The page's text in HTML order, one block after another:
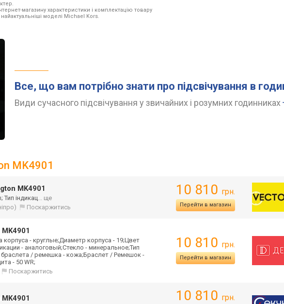
магазину характеристики і комплектацію товару
моделі Michael Kors.
Все, що вам потрібно знати про підсвічування в
Види сучасного підсвічування у звичайних і розумних годинниках
MK4901
MK4901
Тип індикац... ще
Поскаржитись
10 810 грн.
Перейти в магазин
- круглые;Диаметр корпуса - 19;Цвет
- аналоговый;Стекло - минеральное;Тип
/ ремешка - кожа;Браслет / Ремешок -
- 50 WR;
Поскаржитись
10 810 грн.
Перейти в магазин
10 810 грн.